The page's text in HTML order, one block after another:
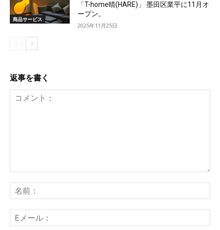
商品サービス
「T-home晴(HARE)」 墨田区業平に11月オ
ープン。
2025年11月25日
返事を書く
ン
ト：
前
メ